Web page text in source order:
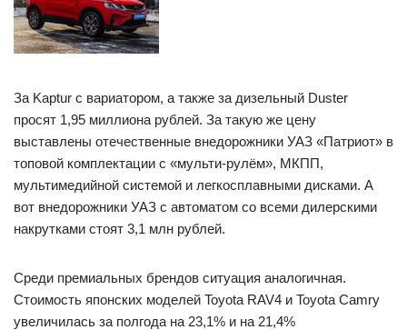
За Kaptur с вариатором, а также за дизельный Duster
просят 1,95 миллиона рублей. За такую же цену
выставлены отечественные внедорожники УАЗ «Патриот» в
топовой комплектации с «мульти-рулём», МКПП,
мультимедийной системой и легкосплавными дисками. А
вот внедорожники УАЗ с автоматом со всеми дилерскими
накрутками стоят 3,1 млн рублей.
Среди премиальных брендов ситуация аналогичная.
Стоимость японских моделей Toyota RAV4 и Toyota Camry
увеличилась за полгода на 23,1% и на 21,4%